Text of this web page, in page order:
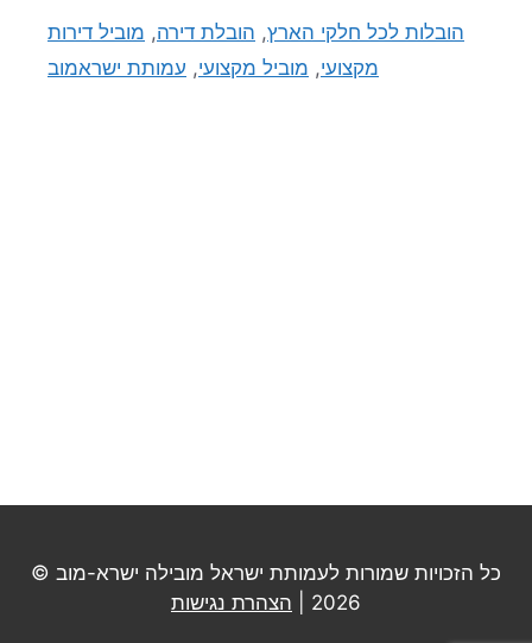
הובלות לכל חלקי הארץ, הובלת דירה, מוביל דירות
מקצועי, מוביל מקצועי, עמותת ישראמוב
כל הזכויות שמורות לעמותת ישראל מובילה ישרא-מוב ©
2026 |
הצהרת נגישות